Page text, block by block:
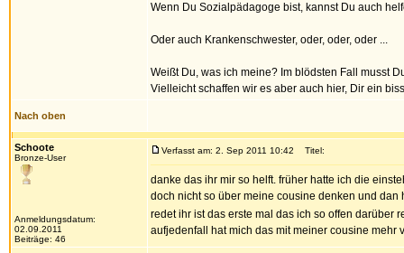
Wenn Du Sozialpädagoge bist, kannst Du auch
Oder auch Krankenschwester, oder, oder, oder ...
Weißt Du, was ich meine? Im blödsten Fall musst
Vielleicht schaffen wir es aber auch hier, Dir ein
Nach oben
Schoote
Bronze-User
Anmeldungsdatum:
02.09.2011
Beiträge: 46
Verfasst am: 2. Sep 2011 10:42 Titel:
danke das ihr mir so helft. früher hatte ich die
doch nicht so über meine cousine denken und
redet ihr ist das erste mal das ich so offen
aufjedenfall hat mich das mit meiner cousine mehr